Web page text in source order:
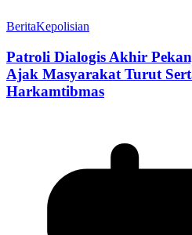
BeritaKepolisian
Patroli Dialogis Akhir
Ajak Masyarakat Turut
Harkamtibmas